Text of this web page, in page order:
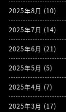
2025年8月 (10)
2025年7月 (14)
2025年6月 (21)
2025年5月 (5)
2025年4月 (7)
2025年3月 (17)